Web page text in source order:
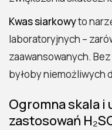
Kwas siarkowyto
laboratoryjnych –
zaawansowanych.
byłoby niemożliwych
Ogromna skala
zastosowań